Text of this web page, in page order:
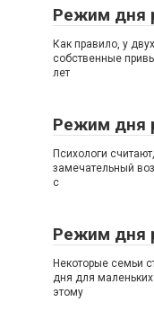
Режим дня
Как правило, у
собственные
лет
Режим дня
Психологи
замечательный
с
Режим дня
Некоторые семьи
дня для
этому